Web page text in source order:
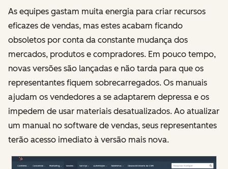
As equipes gastam muita energia para criar recursos
eficazes de vendas, mas estes acabam ficando
obsoletos por conta da constante mudança dos
mercados, produtos e compradores. Em pouco tempo,
novas versões são lançadas e não tarda para que os
representantes fiquem sobrecarregados. Os manuais
ajudam os vendedores a se adaptarem depressa e os
impedem de usar materiais desatualizados. Ao atualizar
um manual no software de vendas, seus representantes
terão acesso imediato à versão mais nova.